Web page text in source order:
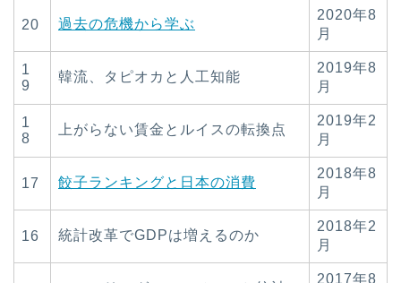
20 過去の危機から学ぶ
2020年8
月
1
9
韓流、タピオカと人工知能
2019年8
月
1
8
上がらない賃金とルイスの転換点
2019年2
月
17 餃子ランキングと日本の消費
2018年8
月
16 統計改革でGDPは増えるのか
2018年2
月
2017年8